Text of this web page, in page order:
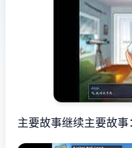
主要故事继续主要故事